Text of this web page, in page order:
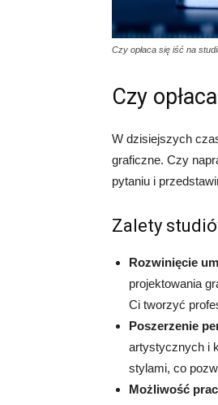
Czy opłaca się iść na
Czy
W dzisiejszych
graficzne. Czy
pytaniu i
Zalety
Rozwinięcie
projektowania
Ci tworzyć
Poszerzenie
artystycznych i
stylami, co
Możliwość